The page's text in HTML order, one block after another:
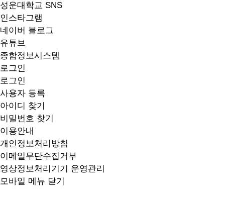
성운대학교 SNS
인스타그램
네이버 블로그
유튜브
종합정보시스템
로그인
로그인
사용자 등록
아이디 찾기
비밀번호 찾기
이용안내
개인정보처리방침
이메일무단수집거부
영상정보처리기기 운영관리
모바일 메뉴 닫기